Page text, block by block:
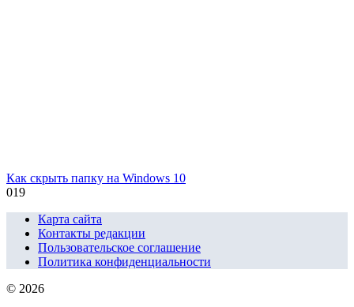
Как скрыть папку на Windows 10
019
Карта сайта
Контакты редакции
Пользовательское соглашение
Политика конфиденциальности
© 2026